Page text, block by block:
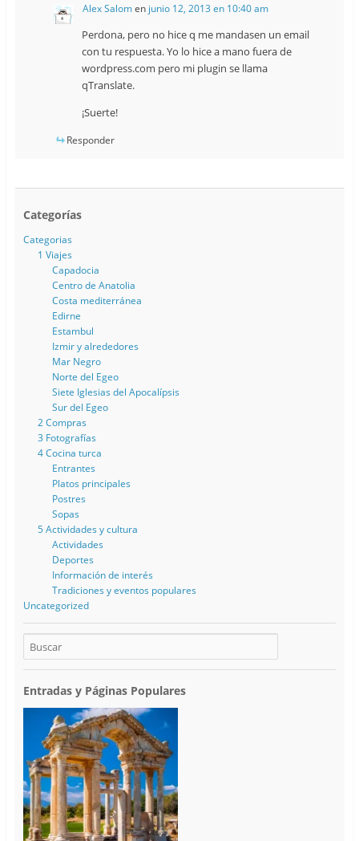
Alex Salomen junio 12, 2013 en 10:40 am
Perdona, pero no hice q me mandasen un email
con tu respuesta. Yo lo hice a mano fuera de
wordpress.com pero mi plugin se llama
qTranslate.
¡Suerte!
Responder
Categorías
Categorias
1 Viajes
Capadocia
Centro de Anatolia
Costa mediterránea
Edirne
Estambul
Izmir y alrededores
Mar Negro
Norte del Egeo
Siete Iglesias del Apocalípsis
Sur del Egeo
2 Compras
3 Fotografías
4 Cocina turca
Entrantes
Platos principales
Postres
Sopas
5 Actividades y cultura
Actividades
Deportes
Información de interés
Tradiciones y eventos populares
Uncategorized
Entradas y Páginas Populares